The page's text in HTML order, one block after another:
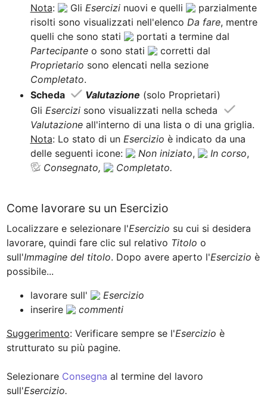
Nota: Gli Esercizi nuovi e quelli
parzialmente
risolti sono visualizzati nell'elenco Da fare, mentre
quelli che sono stati
Partecipante o sono stati
Proprietario
sono elencati nella sezione
Completato.
Scheda
Valutazione (solo Proprietari)
Gli Esercizi sono visualizzati nella scheda
Valutazione
Nota: Lo stato di un Esercizio è indicato da una
delle seguenti icone:
Non iniziato, In corso, ﻿
Consegnato,
Completato.
Come lavorare su un Esercizio
Localizzare e selezionare l'Esercizio su cui si desidera
lavorare, quindi fare clic sul relativo Titolo o
sull'Immagine del titolo. Dopo avere aperto l'Esercizio è
lavorare sull'
Esercizio
inserire
Suggerimento: Verificare sempre se l'Esercizio è
strutturato su più pagine.
Selezionare Consegna al termine del lavoro
sull'Esercizio.